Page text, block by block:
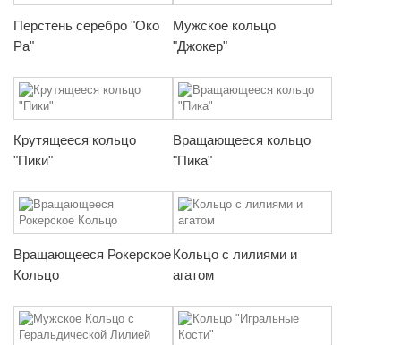
Перстень серебро "Око
Ра"
Мужское кольцо
"Джокер"
Крутящееся кольцо
"Пики"
Вращающееся кольцо
"Пика"
Вращающееся Рокерское
Кольцо
Кольцо с лилиями и
агатом